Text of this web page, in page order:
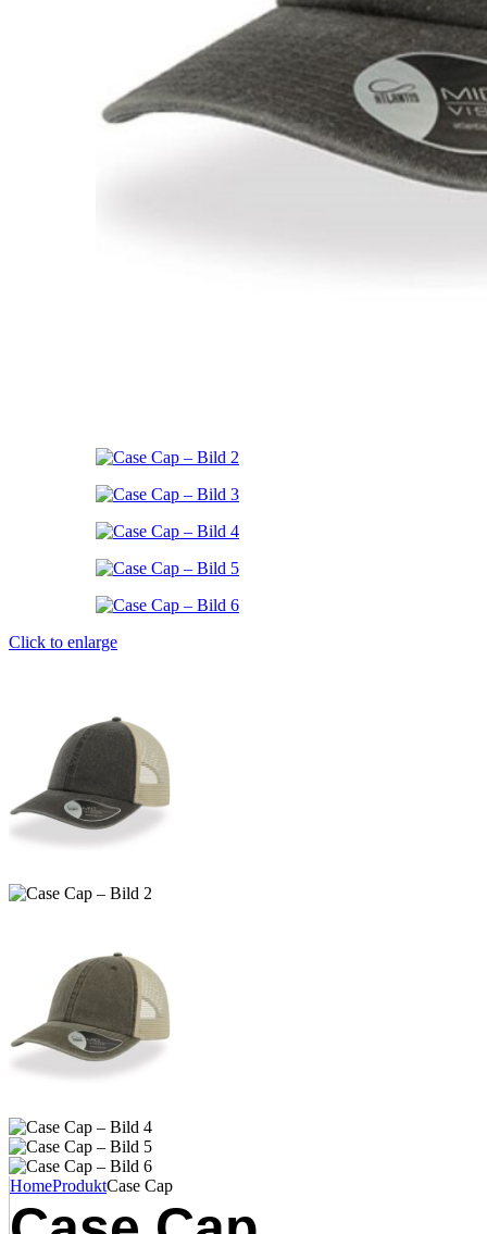
Click to enlarge
HomeProduktCase Cap